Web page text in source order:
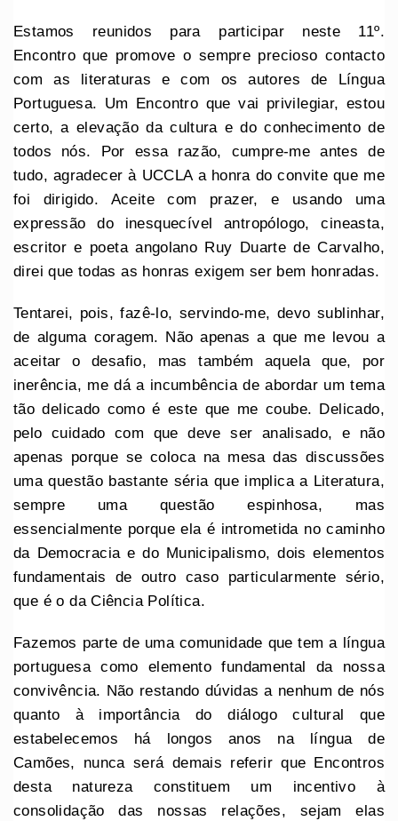
Estamos reunidos para participar neste 11º.
Encontro que promove o sempre precioso contacto
com as literaturas e com os autores de Língua
Portuguesa. Um Encontro que vai privilegiar, estou
certo, a elevação da cultura e do conhecimento de
todos nós. Por essa razão, cumpre-me antes de
tudo, agradecer à UCCLA a honra do convite que me
foi dirigido. Aceite com prazer, e usando uma
expressão do inesquecível antropólogo, cineasta,
escritor e poeta angolano Ruy Duarte de Carvalho,
direi que todas as honras exigem ser bem honradas.
Tentarei, pois, fazê-lo, servindo-me, devo sublinhar,
de alguma coragem. Não apenas a que me levou a
aceitar o desafio, mas também aquela que, por
inerência, me dá a incumbência de abordar um tema
tão delicado como é este que me coube. Delicado,
pelo cuidado com que deve ser analisado, e não
apenas porque se coloca na mesa das discussões
uma questão bastante séria que implica a Literatura,
sempre uma questão espinhosa, mas
essencialmente porque ela é intrometida no caminho
da Democracia e do Municipalismo, dois elementos
fundamentais de outro caso particularmente sério,
que é o da Ciência Política.
Fazemos parte de uma comunidade que tem a língua
portuguesa como elemento fundamental da nossa
convivência. Não restando dúvidas a nenhum de nós
quanto à importância do diálogo cultural que
estabelecemos há longos anos na língua de
Camões, nunca será demais referir que Encontros
desta natureza constituem um incentivo à
consolidação das nossas relações, sejam elas